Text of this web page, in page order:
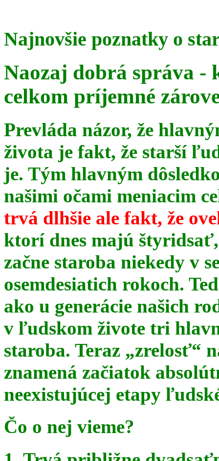
Najnovšie poznatky o
Naozaj dobrá správa -
celkom príjemné
Prevláda názor, že
života je fakt, že starší
je. Tým hlavným
našimi očami meniacim
trvá dlhšie ale fakt, že
ktorí dnes majú
začne staroba niekedy v
osemdesiatich rokoch.
ako u generácie našich
v ľudskom živote tri
staroba. Teraz „zrelosť“
znamená začiatok
neexistujúcej etapy
Čo o nej vieme?